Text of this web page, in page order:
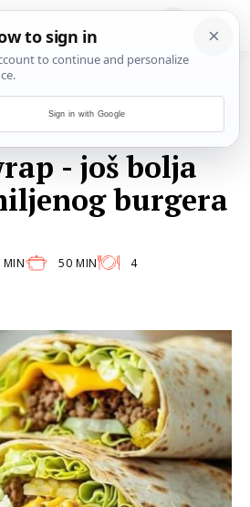
- još bolja
burgera
MIN 50 MIN
4
Sign in with Google